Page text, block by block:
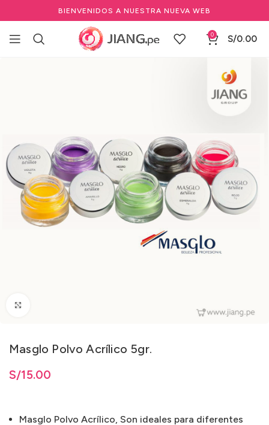
BIENVENIDOS A NUESTRA NUEVA WEB
0 S/0.00
MASGLO
Masglo Polvo Acrílico 5gr.
S/15.00
S/15.00
Masglo Polvo Acrílico, Son ideales para diferentes